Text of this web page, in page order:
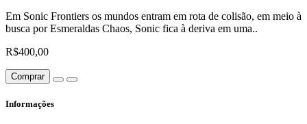
Em Sonic Frontiers os mundos entram em rota de colisão, em meio à
busca por Esmeraldas Chaos, Sonic fica à deriva em uma..
R$400,00
Comprar
Informações